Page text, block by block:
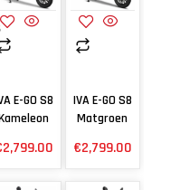
E-GO S8
2,799.00
IVA E-GO S8
Matgroen
€2,799.00